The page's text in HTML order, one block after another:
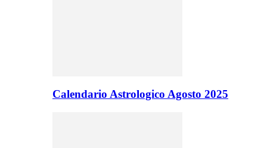
Calendario Astrologico Agosto 2025